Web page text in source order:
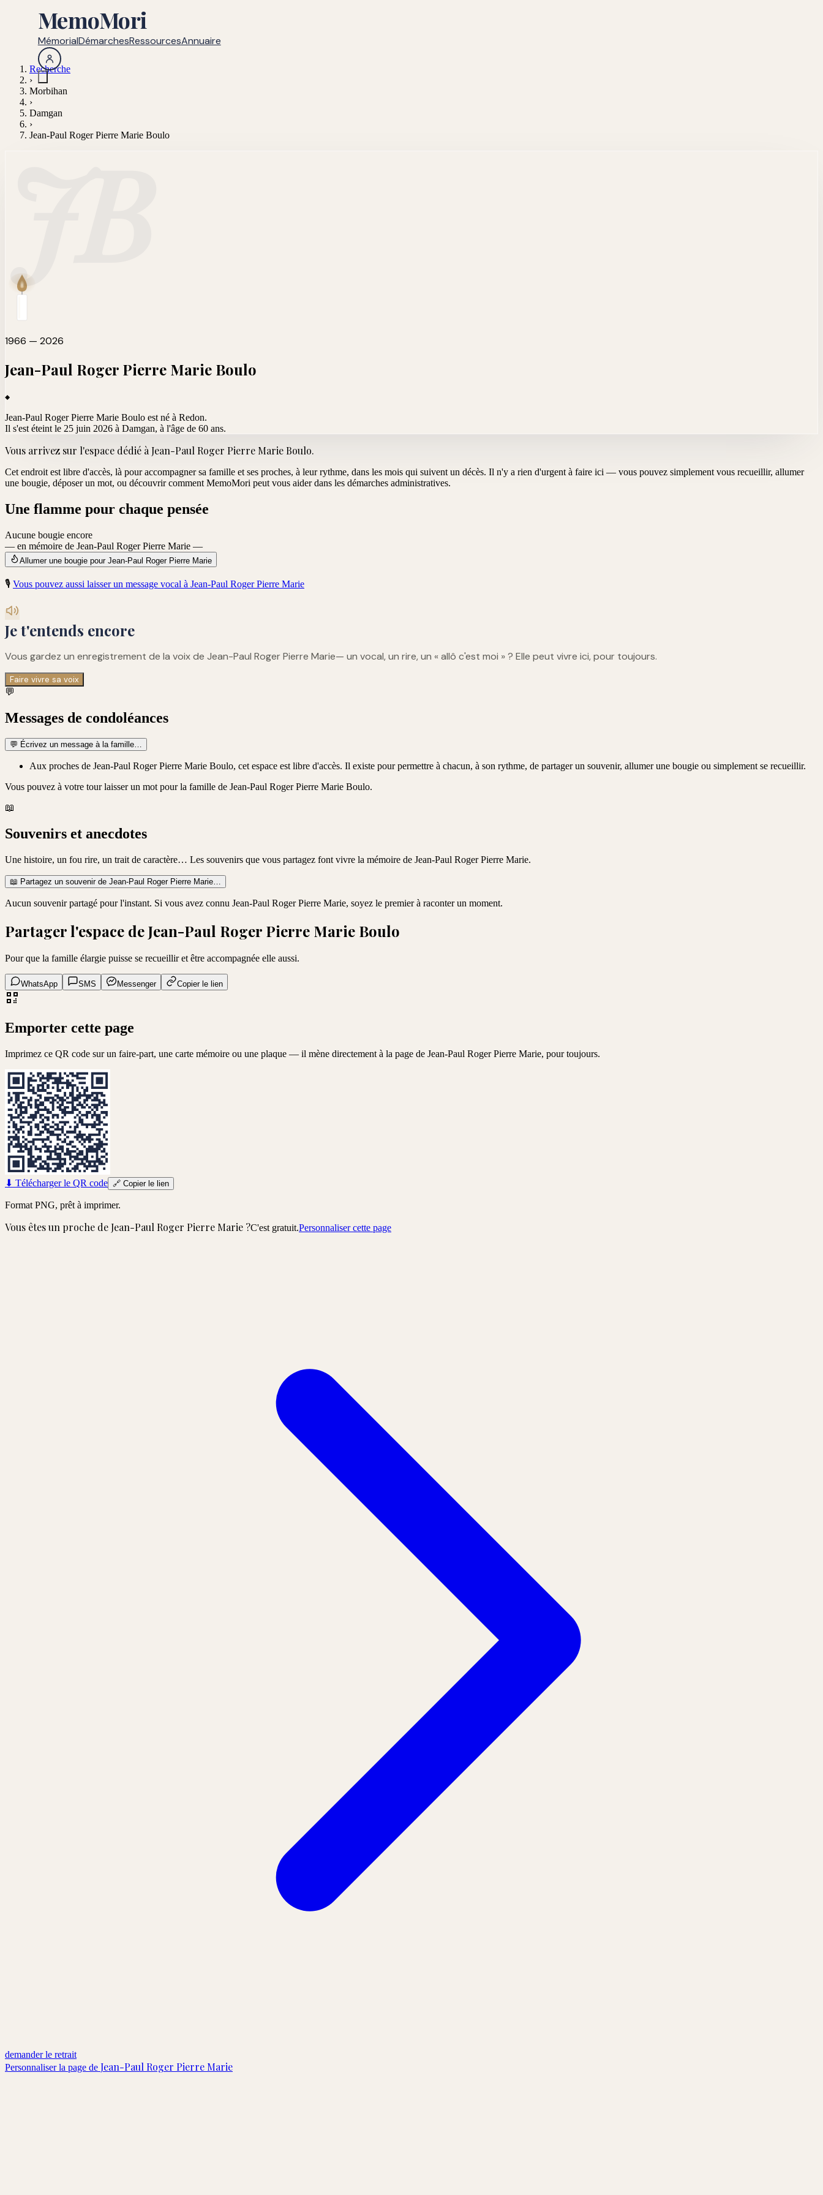
MemoMori
MémorialDémarchesRessourcesAnnuaire
Recherche
›
Morbihan
›
Damgan
›
Jean-Paul Roger Pierre Marie Boulo
1966 — 2026
Jean-Paul Roger Pierre Marie Boulo
Jean-Paul Roger Pierre Marie Boulo est né à Redon.
Il s'est éteint le 25 juin 2026 à Damgan, à l'âge de 60 ans.
Vous arrivez sur l'espace dédié à Jean-Paul Roger Pierre Marie Boulo.
Cet endroit est libre d'accès, là pour accompagner sa famille et ses proches, à leur rythme, dans les mois qui suivent un décès. Il n'y a rien d'urgent à faire ici — vous pouvez simplement vous recueillir, allumer
une bougie, déposer un mot, ou découvrir comment MemoMori peut vous aider dans les démarches administratives.
Une flamme pour chaque pensée
Aucune bougie encore
— en mémoire de Jean-Paul Roger Pierre Marie —
Allumer une bougie pour Jean-Paul Roger Pierre Marie
🎙️ Vous pouvez aussi laisser un message vocal à Jean-Paul Roger Pierre Marie
Je t'entends encore
Vous gardez un enregistrement de la voix de Jean-Paul Roger Pierre Marie— un vocal, un rire, un « allô c'est moi » ? Elle peut vivre ici, pour toujours.
Faire vivre sa voix
💬
Messages de condoléances
💬 Écrivez un message à la famille…
Aux proches de Jean-Paul Roger Pierre Marie Boulo, cet espace est libre d'accès. Il existe pour permettre à chacun, à son rythme, de partager un souvenir, allumer une bougie ou simplement se recueillir.
Vous pouvez à votre tour laisser un mot pour la famille de Jean-Paul Roger Pierre Marie Boulo.
📖
Souvenirs et anecdotes
Une histoire, un fou rire, un trait de caractère… Les souvenirs que vous partagez font vivre la mémoire de Jean-Paul Roger Pierre Marie.
📖 Partagez un souvenir de Jean-Paul Roger Pierre Marie…
Aucun souvenir partagé pour l'instant. Si vous avez connu Jean-Paul Roger Pierre Marie, soyez le premier à raconter un moment.
Partager l'espace deJean-Paul Roger Pierre Marie Boulo
Pour que la famille élargie puisse se recueillir et être accompagnée elle aussi.
WhatsApp SMS Messenger Copier le lien
Emporter cette page
Imprimez ce QR code sur un faire-part, une carte mémoire ou une plaque — il mène directement à la page de Jean-Paul Roger Pierre Marie, pour toujours.
⬇ Télécharger le QR code 🔗 Copier le lien
Format PNG, prêt à imprimer.
Vous êtes un proche de Jean-Paul Roger Pierre Marie ?C'est gratuit.Personnaliser cette page
demander le retrait
Personnaliser la page de Jean-Paul Roger Pierre Marie